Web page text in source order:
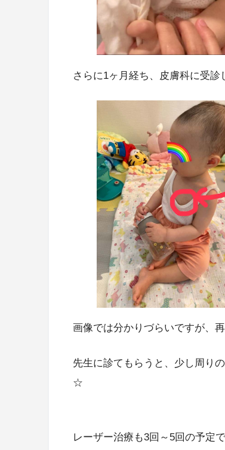
さらに1ヶ月経ち、皮膚科に受診
画像では分かりづらいですが、
先生に診てもらうと、少し周り
☆
レーザー治療も3回～5回の予定